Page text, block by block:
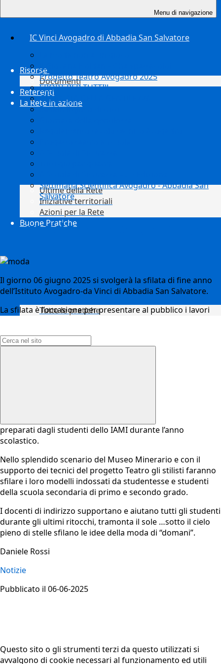
Risorse
Documenti
Referenti
La Rete in azione
Ultime della Rete
Iniziative territoriali
Azioni per la Rete
Buone Pratiche
Tutte le pratiche
Menu di navigazione
IC Vinci Avogadro di Abbadia San Salvatore
Progetto Teatro Avogadro 2025
SPORT PER TUTTI!!
GIORNATA DELLA GENTILEZZA
Baskin il gioco di tutti
Settimana Scientifica Avogadro - Abbadia San
Salvatore
La moda non è un gioco
Il giorno 06 giugno 2025 si svolgerà la sfilata di fine anno
dell’Istituto Avogadro-da Vinci di Abbadia San Salvatore.
La sfilata è l’occasione per presentare al pubblico i lavori
preparati dagli studenti dello IAMI durante l’anno
scolastico.
Nello splendido scenario del Museo Minerario e con il
supporto dei tecnici del progetto Teatro gli stilisti faranno
sfilare i loro modelli indossati da studentesse e studenti
della scuola secondaria di primo e secondo grado.
I docenti di indirizzo supportano e aiutano tutti gli studenti
durante gli ultimi ritocchi, tramonta il sole …sotto il cielo
pieno di stelle sfilano le idee della moda di “domani”.
Daniele Rossi
Notizie
Pubblicato il 06-06-2025
Questo sito o gli strumenti terzi da questo utilizzati si
avvalgono di cookie necessari al funzionamento ed utili